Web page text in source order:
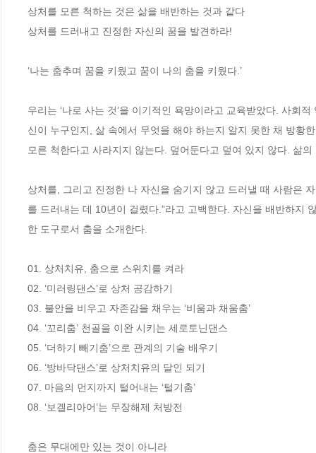
상처를 모른 척하는 것은 삶을 배반하는 것과 같다
상처를 드러내고 진정한 자신의 꿈을 발견하라!
‘나는 춤추며 꿈을 키웠고 꿈이 나의 춤을 키웠다.’
우리는 ‘나로 사는 것’을 이기적인 욕망이라고 교육받았다. 사회
신이 누구인지, 삶 속에서 무엇을 해야 하는지 알지 못한 채 방황
모른 척한다고 사라지지 않는다. 덮어둔다고 덮여 있지 않다. 삶
상처를, 그리고 진정한 나 자신을 숨기지 않고 드러낼 때 사람은
를 드러내는 데 10년이 걸렸다.”라고 고백한다. 자신을 배반하지
한 도구로서 춤을 소개한다.
01. 상처치유, 춤으로 스위치를 켜라
02. ‘미러링댄스’로 상처 공감하기
03. 불안을 비우고 자존감을 채우는 ‘비움과 채움춤’
04. ‘꼬리춤’ 천골을 이완 시키는 세로토닌댄스
05. ‘더하기 빼기춤’으로 관계의 기술 배우기
06. ‘방바닥댄스’로 상처치유의 달인 되기
07. 마음의 먼지까지 털어내는 ‘털기춤’
08. ‘보겔리아어’는 무장해제 처방전
춤은 무대에만 있는 것이 아니라